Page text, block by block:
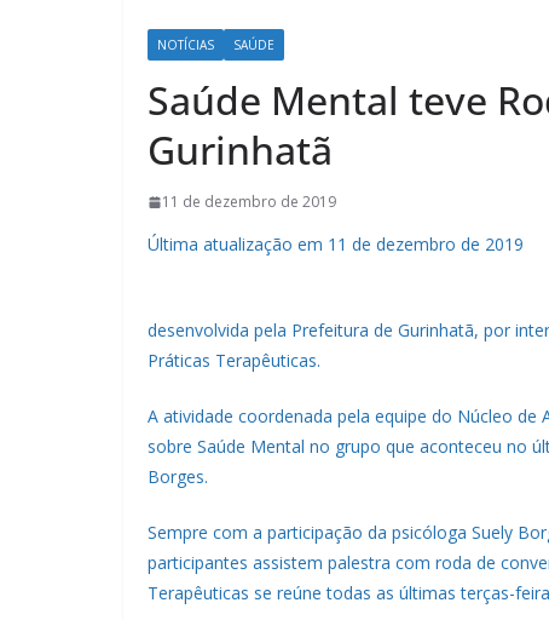
NOTÍCIAS SAÚDE
Saúde Mental teve
Gurinhatã
11 de dezembro de 2019
Última atualização em 11 de dezembro de 2019
desenvolvida pela Prefeitura de Gurinhatã, por
Práticas Terapêuticas.
A atividade coordenada pela equipe do Núcleo de
sobre Saúde Mental no grupo que aconteceu no
Borges.
Sempre com a participação da psicóloga Suely
participantes assistem palestra com roda de
Terapêuticas se reúne todas as últimas terças-